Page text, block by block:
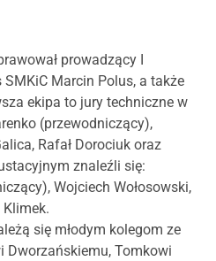
prowadzący I
Marcin Polus, a także
ekipa to jury techniczne w
(przewodniczący),
Rafał Dorociuk oraz
znaleźli się:
Wojciech Wołosowski,
się młodym kolegom ze
Dworzańskiemu, Tomkowi